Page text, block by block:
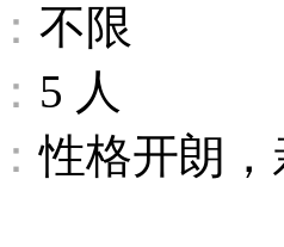
不限
5 人
性格开朗